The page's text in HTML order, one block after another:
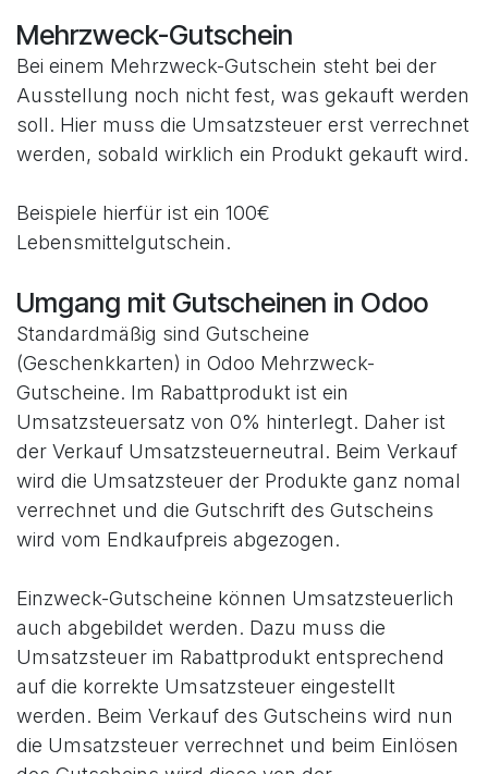
Mehrzweck-Gutschein
Bei einem Mehrzweck-Gutschein steht bei der
Ausstellung noch nicht fest, was gekauft werden
soll. Hier muss die Umsatzsteuer erst verrechnet
werden, sobald wirklich ein Produkt gekauft wird.
Beispiele hierfür ist ein 100€
Lebensmittelgutschein.
Umgang mit Gutscheinen in Odoo
Standardmäßig sind Gutscheine
(Geschenkkarten) in Odoo Mehrzweck-
Gutscheine. Im Rabattprodukt ist ein
Umsatzsteuersatz von 0% hinterlegt. Daher ist
der Verkauf Umsatzsteuerneutral. Beim Verkauf
wird die Umsatzsteuer der Produkte ganz nomal
verrechnet und die Gutschrift des Gutscheins
wird vom Endkaufpreis abgezogen.
Einzweck-Gutscheine können Umsatzsteuerlich
auch abgebildet werden. Dazu muss die
Umsatzsteuer im Rabattprodukt entsprechend
auf die korrekte Umsatzsteuer eingestellt
werden. Beim Verkauf des Gutscheins wird nun
die Umsatzsteuer verrechnet und beim Einlösen